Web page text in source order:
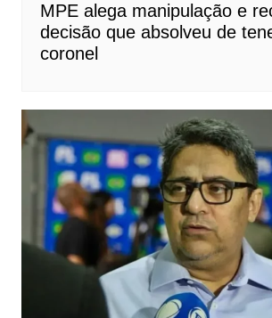
MPE alega manipulação e
decisão que absolveu de
coronel